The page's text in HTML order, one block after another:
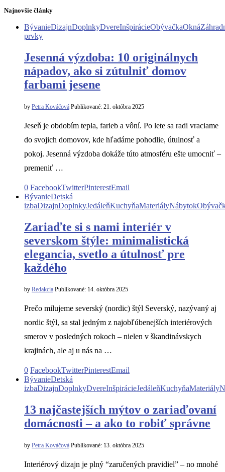
Najnovšie články
BývanieDizajnDoplnkyDvereInšpirácieObývačkaOkná
prvky
Jesenná výzdoba: 10 originálnych
nápadov, ako si zútulniť domov
farbami jesene
by Petra Kováčová Publikované: 21. októbra 2025
Jeseň je obdobím tepla, farieb a vôní. Po lete sa radi vraciame
do svojich domovov, kde hľadáme pohodlie, útulnosť a
pokoj. Jesenná výzdoba dokáže túto atmosféru ešte umocniť –
premeniť …
0 FacebookTwitterPinterestEmail
BývanieDetská
izbaDizajnDoplnkyJedáleňKuchyňaMateriályNábytok
Zariaďte si s nami interiér v
severskom štýle: minimalistická
elegancia, svetlo a útulnosť pre
každého
by Redakcia Publikované: 14. októbra 2025
Prečo milujeme severský (nordic) štýl Severský, nazývaný aj
nordic štýl, sa stal jedným z najobľúbenejších interiérových
smerov v posledných rokoch – nielen v škandinávskych
krajinách, ale aj u nás na …
0 FacebookTwitterPinterestEmail
BývanieDetská
izbaDizajnDoplnkyDvereInšpirácieJedáleňKuchyňaMateriály
13 najčastejších mýtov o zariaďovaní
domácnosti – a ako to robiť správne
by Petra Kováčová Publikované: 13. októbra 2025
Interiérový dizajn je plný “zaručených pravidiel” – no mnohé